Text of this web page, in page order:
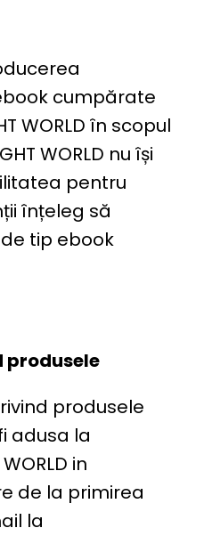
cumpărate
WORLD în scopul
WORLD nu își
pentru
înțeleg să
tip ebook
produsele
adusa la
in
de la primirea
la